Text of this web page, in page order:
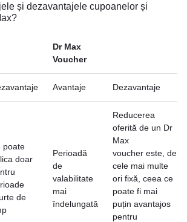
și dezavantajele cupoanelor și
Dr Max
Voucher
Avantaje Dezavantaje
poate
doar
de
Perioadă
de
valabilitate
mai
îndelungată
Reducerea
oferită de un Dr
Max
voucher este, de
cele mai multe
ori fixă, ceea ce
poate fi mai
puțin avantajos
pentru